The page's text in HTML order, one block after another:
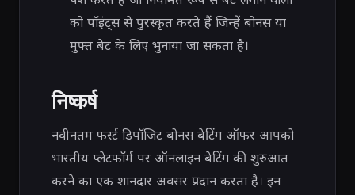
को पॉइंट्स से पुरस्कृत करते हैं जिन्हें बोनस या
मुफ्त बेट के लिए भुनाया जा सकता है।
निष्कर्ष
नवीनतम फर्स्ट डिपॉजिट बोनस बेटिंग ऑफर आपको
भारतीय प्लेटफॉर्म पर ऑनलाइन बेटिंग की शुरुआत
करने का एक शानदार अवसर प्रदान करता है। इन